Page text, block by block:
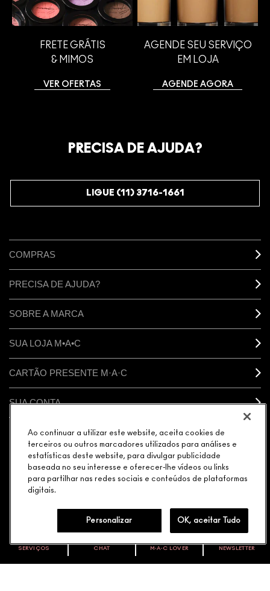
FRETE GRÁTIS
& MIMOS
VER OFERTAS
AGENDE SEU SERVIÇO
EM LOJA
AGENDE AGORA
VOCÊ É M·A·C LOVER?
SERVIÇOS CHAT M∙A∙C LOVER NEWSLETTER
PRECISA DE AJUDA?
LIGUE (11) 3716-1661
COMPRAS
PRECISA DE AJUDA?
SOBRE A MARCA
SUA LOJA M•A•C
CARTÃO PRESENTE M·A·C
SUA CONTA
CONECTAR
TERMOS & CONDIÇÕES
POLÍTICA M·A·C CONTRA FALSIFICADOS
MUNDIAIS RESERVADOS.
Ao continuar a utilizar este website, aceita cookies de
terceiros ou outros marcadores utilizados para análises e
estatísticas deste website, para divulgar publicidade
baseada no seu interesse e oferecer-lhe vídeos ou links
para partilhar nas redes sociais e conteúdos de plataformas
digitais.
Personalizar OK, aceitar Tudo